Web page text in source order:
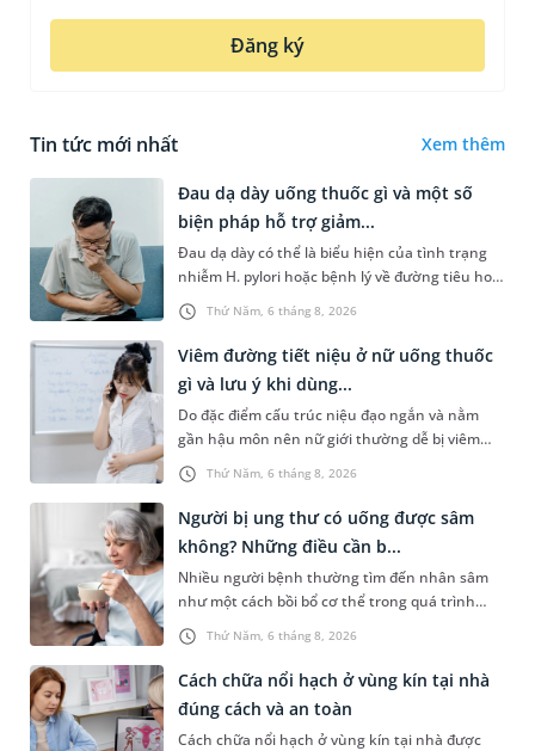
Đăng ký
Tin tức mới nhất Xem thêm
Thứ Năm, 6 tháng 8, 2026
Đau dạ dày uống thuốc gì và một số
biện pháp hỗ trợ giảm...
Đau dạ dày có thể là biểu hiện của tình trạng
nhiễm H. pylori hoặc bệnh lý về đường tiêu hoá
khác. Dựa theo nguyên nhân cụ thể, bác sĩ sẽ
cân nhắc chỉ định p...
Thứ Năm, 6 tháng 8, 2026
Viêm đường tiết niệu ở nữ uống thuốc
gì và lưu ý khi dùng...
Do đặc điểm cấu trúc niệu đạo ngắn và nằm
gần hậu môn nên nữ giới thường dễ bị viêm
đường tiết niệu hơn nam giới. Tùy theo nguyên
nhân, mức độ nhiễm trùng và...
Thứ Năm, 6 tháng 8, 2026
Người bị ung thư có uống được sâm
không? Những điều cần b...
Nhiều người bệnh thường tìm đến nhân sâm
như một cách bồi bổ cơ thể trong quá trình
điều trị ung thư. Tuy nhiên, câu hỏi người bị
ung thư có uống được sâm kh...
Cách chữa nổi hạch ở vùng kín tại nhà
đúng cách và an toàn
Cách chữa nổi hạch ở vùng kín tại nhà được